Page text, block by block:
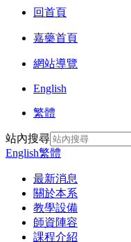
回首頁
嘉藥首頁
網站導覽
English
繁體
站內搜尋
English繁體
最新消息
關於本系
教學設備
師資陣容
課程介紹